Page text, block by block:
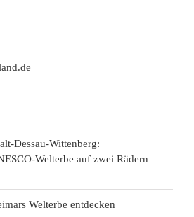
Dessau-Wittenberg:
Welterbe auf zwei Rädern
Welterbe entdecken